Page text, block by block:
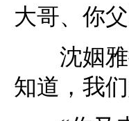
大哥、你
沈姻雅
知道，我